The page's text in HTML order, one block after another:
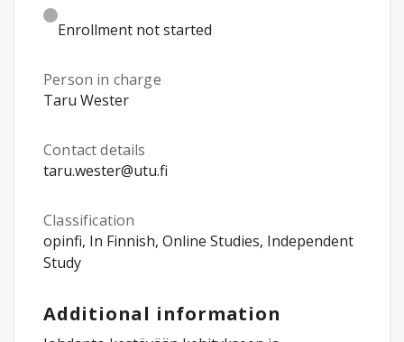
Enrollment not started
Person in charge
Taru Wester
Contact details
taru.wester@utu.fi
Classification
opinfi, In Finnish, Online Studies, Independent
Study
Additional information